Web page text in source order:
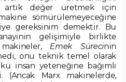
artık değer üretmek için
sömürülemeyeceğine
gereksinim demektir. Bu
gelişimiyle birlikte
Emek Sürecinin
onu teknik temel olarak
insan yeteneğine bağımlı
(Ancak Marx makinelerde,